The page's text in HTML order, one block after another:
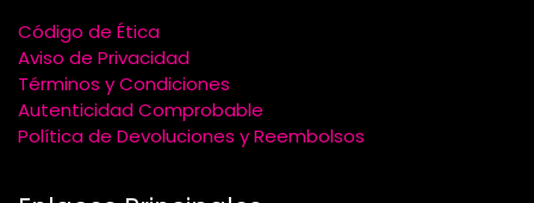
Código de Ética
Aviso de Privacidad
Términos y Condiciones
Autenticidad Comprobable
Política de Devoluciones y Reembolsos